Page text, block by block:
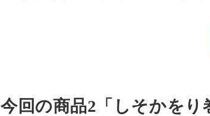
今回の商品2「しそかをり